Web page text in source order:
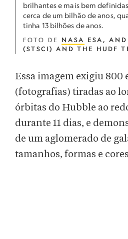
brilhantes e mais bem
cerca de um bilhão de anos,
tinha 13 bilhões de anos.
FOTO DE NASA
ESA,
(STSCI) AND THE HUDF
Essa imagem exigiu 800
(fotografias) tiradas ao
órbitas do Hubble ao
durante 11 dias, e
de um aglomerado de
tamanhos, formas e